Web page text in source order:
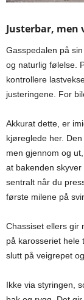
Justerbar, men
Gasspedalen på
og naturlig følelse.
kontrollere
justeringene. For
Akkurat dette, er
kjøreglede her.
men gjennom og
at bakenden
sentralt når du
første milene på
Chassiset ellers gir
på karosseriet hele
slutt på veigrepet
Ikke via styringen,